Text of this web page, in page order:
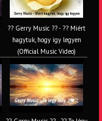
?? Gerry Music ?? - ?? Miért
hagytuk, hogy így legyen
(Official Music Video)